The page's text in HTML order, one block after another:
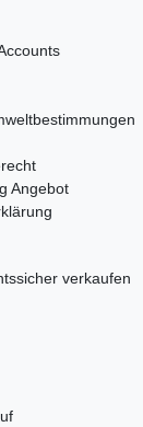
Angebot
verkaufen